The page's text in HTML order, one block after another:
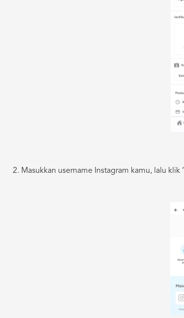
Masukkan username Instagram kamu, lalu klik ‘